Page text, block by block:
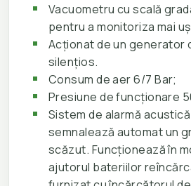
Vacuometru cu scală
pentru a monitoriza mai
Acționat de un generator
silențios.
Consum de aer 6/7 Bar;
Presiune de funcționare
Sistem de alarmă
semnalează automat un
scăzut. Funcționează în
ajutorul bateriilor